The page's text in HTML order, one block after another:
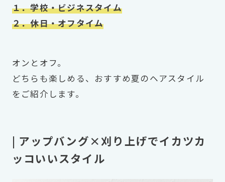
１．学校・ビジネスタイム
２．休日・オフタイム
オンとオフ。
どちらも楽しめる、おすすめ夏のヘアスタイル
をご紹介します。
| アップバング×刈り上げでイカツカ
ッコいいスタイル